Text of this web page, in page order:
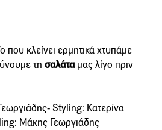
που κλείνει ερμητικά χτυπάμε
τη σαλάταμας λίγο πριν
Styling: Κατερίνα
Μάκης Γεωργιάδης